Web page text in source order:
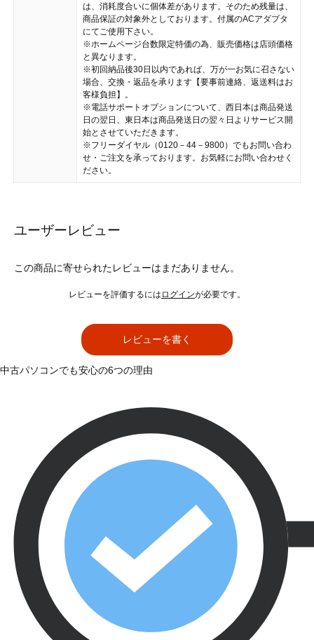
は、消耗度合いに個体差があります。そのため残量は、
商品保証の対象外としております。付属のACアダプタ
にてご使用下さい。
※ホームページ台数限定特価の為、販売価格は店頭価格
と異なります。
※初回納品後30日以内であれば、万が一お気に召さない
場合、交換・返品を承ります【要事前連絡、返送料はお
客様負担】。
※電話サポートオプションについて、西日本は商品発送
日の翌日、東日本は商品発送日の翌々日よりサービス開
始とさせていただきます。
※フリーダイヤル（0120－44－9800）でもお問い合わ
せ・ご注文を承っております。お気軽にお問い合わせく
ださい。
ユーザーレビュー
この商品に寄せられたレビューはまだありません。
レビューを評価するには ログインが必要です。
レビューを書く
中古パソコンでも安心の6つの理由